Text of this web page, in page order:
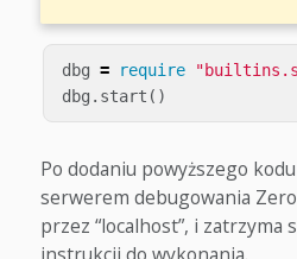
dbg = require
dbg . start ()
Po dodaniu powyższego
serwerem debugowania
przez “localhost”, i zatrzyma